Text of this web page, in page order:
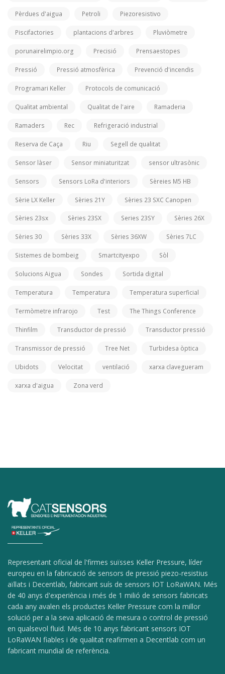
Pèrdues d'aigua Petroli Piezoresistivo
Piscifactories plantacions d'arbres Pluviòmetre
porunairelimpio.org Precisió Prensaestopes
Pressió Pressió atmosfèrica Prevenció d'incendis
Programari Keller Protocols de comunicació
Qualitat ambiental Qualitat de l'aire Ramaderia
Ramaders Rec Refrigeració industrial
Reserva de Caça Riu Segell de qualitat
Sensor làser Sensor miniaturitzat sensor ultrasònic
Sensors Sensors LoRa d'interiors Sèreies M5 HB
Sèrie LX Keller Sèries 21Y Sèries 23 SXC Canopen
Sèries 23sx Sèries 23SX Series 23SY Sèries 26X
Sèries 30 Sèries 33X Sèries 36XW Sèries 7LC
Sistemes de bombeig Smartcityexpo Sòl
Solucions Aigua Sondes Sortida digital
Temperatura Temperatura Temperatura superficial
Termòmetre infrarojo Test The Things Conference
Thinfilm Transductor de pressió Transductor pressió
Transmissor de pressió Tree Net Turbidesa òptica
Ubidots Velocitat ventilació xarxa clavegueram
xarxa d'aigua Zona verd
Representant oficial de l'firmes suïsses Keller Pressure, líder
europeu en la fabricació de sensors de pressió piezo-resistius
aïllats i Decentlab, fabricant suís de sensors IOT LoRaWAN. Més
de 40 anys d'experiència i més de 1 milió de sensors fabricats
cada any avalen els productes Keller Pressure com la millor
solució per a la seva aplicació de mesura o control de pressió
en qualsevol fluid. Més de 10 anys fabricant sensors IOT
LoRaWAN fiables i de qualitat reafirmen a Decentlab com un
fabricant mundial de referència.